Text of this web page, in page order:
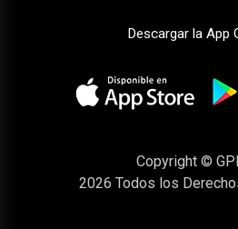
Descargar la App
Copyright ©
2026 Todos los